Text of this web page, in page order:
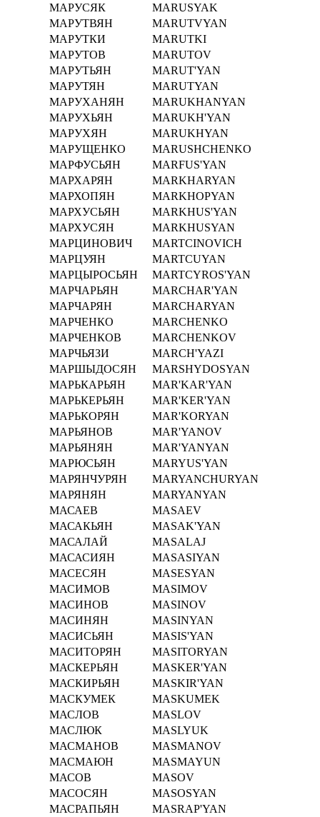
МАРУСЯК
MARUSYAK
МАРУТВЯН
MARUTVYAN
МАРУТКИ
MARUTKI
МАРУТОВ
MARUTOV
МАРУТЬЯН
MARUT'YAN
МАРУТЯН
MARUTYAN
МАРУХАНЯН
MARUKHANYAN
МАРУХЬЯН
MARUKH'YAN
МАРУХЯН
MARUKHYAN
МАРУЩЕНКО
MARUSHCHENKO
МАРФУСЬЯН
MARFUS'YAN
МАРХАРЯН
MARKHARYAN
МАРХОПЯН
MARKHOPYAN
МАРХУСЬЯН
MARKHUS'YAN
МАРХУСЯН
MARKHUSYAN
МАРЦИНОВИЧ
MARTCINOVICH
МАРЦУЯН
MARTCUYAN
МАРЦЫРОСЬЯН
MARTCYROS'YAN
МАРЧАРЬЯН
MARCHAR'YAN
МАРЧАРЯН
MARCHARYAN
МАРЧЕНКО
MARCHENKO
МАРЧЕНКОВ
MARCHENKOV
МАРЧЬЯЗИ
MARCH'YAZI
МАРШЫДОСЯН
MARSHYDOSYAN
МАРЬКАРЬЯН
MAR'KAR'YAN
МАРЬКЕРЬЯН
MAR'KER'YAN
МАРЬКОРЯН
MAR'KORYAN
МАРЬЯНОВ
MAR'YANOV
МАРЬЯНЯН
MAR'YANYAN
МАРЮСЬЯН
MARYUS'YAN
МАРЯНЧУРЯН
MARYANCHURYAN
МАРЯНЯН
MARYANYAN
МАСАЕВ
MASAEV
МАСАКЬЯН
MASAK'YAN
МАСАЛАЙ
MASALAJ
МАСАСИЯН
MASASIYAN
МАСЕСЯН
MASESYAN
МАСИМОВ
MASIMOV
МАСИНОВ
MASINOV
МАСИНЯН
MASINYAN
МАСИСЬЯН
MASIS'YAN
МАСИТОРЯН
MASITORYAN
МАСКЕРЬЯН
MASKER'YAN
МАСКИРЬЯН
MASKIR'YAN
МАСКУМЕК
MASKUMEK
МАСЛОВ
MASLOV
МАСЛЮК
MASLYUK
МАСМАНОВ
MASMANOV
МАСМАЮН
MASMAYUN
МАСОВ
MASOV
МАСОСЯН
MASOSYAN
МАСРАПЬЯН
MASRAP'YAN